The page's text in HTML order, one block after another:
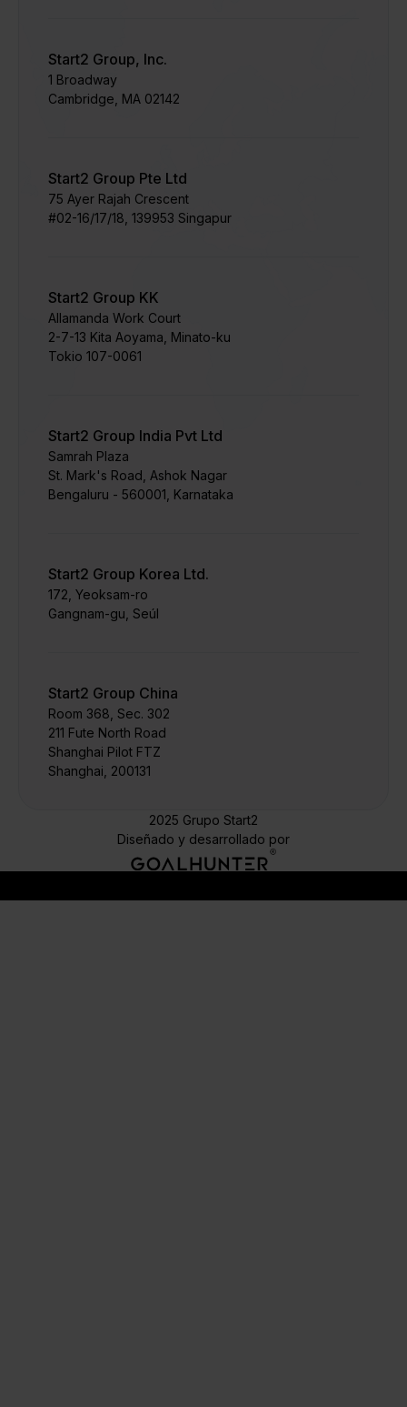
Start2 Group, Inc.
1 Broadway
Cambridge, MA 02142
Start2 Group Pte Ltd
75 Ayer Rajah Crescent
#02-16/17/18, 139953 Singapur
Start2 Group KK
Allamanda Work Court
2-7-13 Kita Aoyama, Minato-ku
Tokio 107-0061
Start2 Group India Pvt Ltd
Samrah Plaza
St. Mark's Road, Ashok Nagar
Bengaluru - 560001, Karnataka
Start2 Group Korea Ltd.
172, Yeoksam-ro
Gangnam-gu, Seúl
Start2 Group China
Room 368, Sec. 302
211 Fute North Road
Shanghai Pilot FTZ
Shanghai, 200131
2025 Grupo Start2
Diseñado y desarrollado por